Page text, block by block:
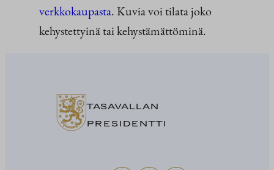
verkkokaupasta. Kuvia voi tilata joko
kehystettyinä tai kehystämättöminä.
TASAVALLAN
PRESIDENTTI